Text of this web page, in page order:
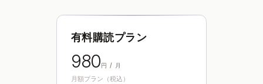
有料購読プラン
980円 / 月
月額プラン（税込）